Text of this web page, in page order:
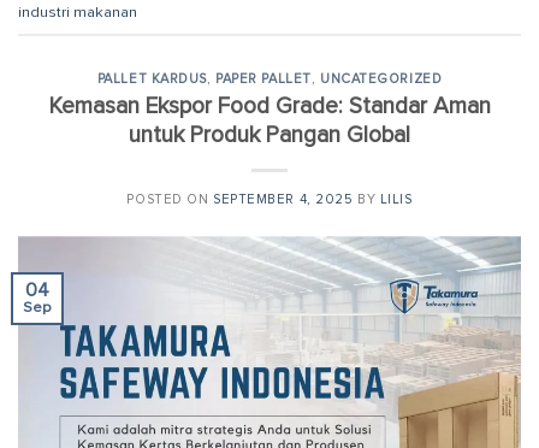
industri makanan
PALLET KARDUS, PAPER PALLET, UNCATEGORIZED
Kemasan Ekspor Food Grade: Standar Aman
untuk Produk Pangan Global
POSTED ON SEPTEMBER 4, 2025 BY LILIS
04
Sep